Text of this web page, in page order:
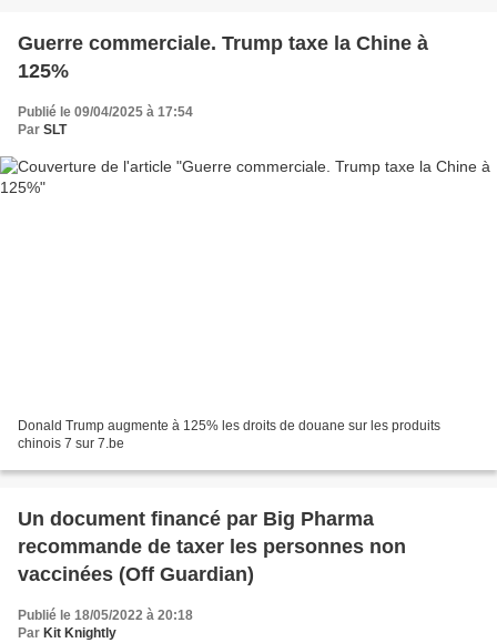
Guerre commerciale. Trump taxe la Chine à
125%
Publié le 09/04/2025 à 17:54
Par SLT
Donald Trump augmente à 125% les droits de douane sur les produits
chinois 7 sur 7.be
Un document financé par Big Pharma
recommande de taxer les personnes non
vaccinées (Off Guardian)
Publié le 18/05/2022 à 20:18
Par Kit Knightly